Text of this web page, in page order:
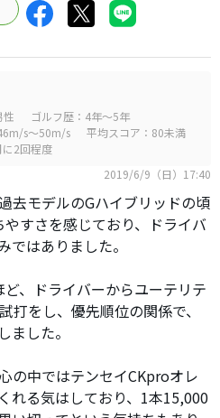
性
ゴルフ歴：4年～5年
s～50m/s
平均スコア：80未満
2回程度
2019/6/9（日）17:40
去モデルのGハイブリッドの頃
すさを感じており、ドライバ
ではありました。
、ドライバーからユーテリテ
打をし、優先順位の関係で、
した。
の中ではテンセイCKproオレ
れる気はしており、1本15,000